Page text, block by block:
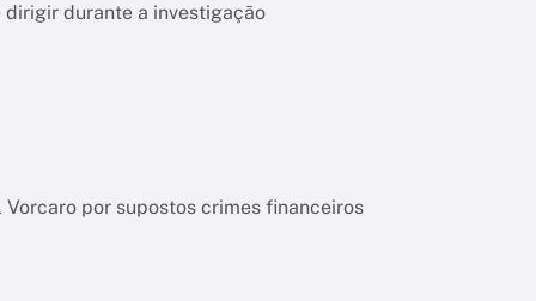
dirigir durante a investigação
por supostos crimes financeiros